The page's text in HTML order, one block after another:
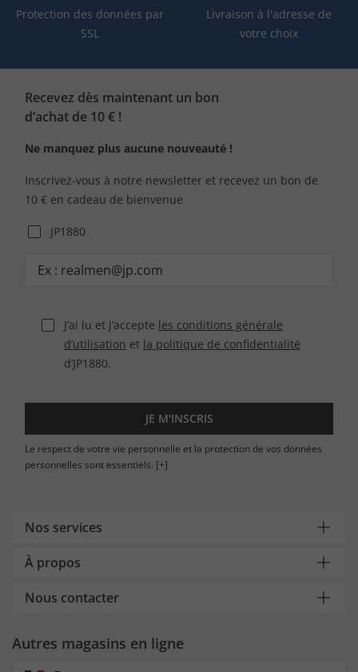
Protection des données par
SSL
Livraison à l'adresse de
votre choix
Recevez dès maintenant un bon
d’achat de 10 € !
Ne manquez plus aucune nouveauté !
Inscrivez-vous à notre newsletter et recevez un bon de
10 € en cadeau de bienvenue
JP1880
J’ai lu et j’accepte les conditions générale
d’utilisation et la politique de confidentialité
d’JP1880.
JE M'INSCRIS
Le respect de votre vie personnelle et la protection de vos données
personnelles sont essentiels. [+]
Nos services
À propos
Nous contacter
Autres magasins en ligne